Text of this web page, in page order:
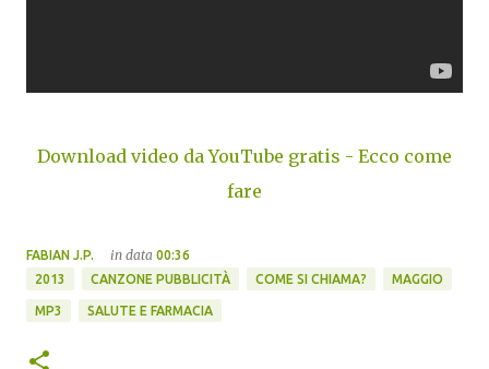
Download video da YouTube gratis - Ecco come
fare
FABIAN J.P. in data 00:36
2013
CANZONE PUBBLICITÀ COME SI CHIAMA? MAGGIO
MP3 SALUTE E FARMACIA